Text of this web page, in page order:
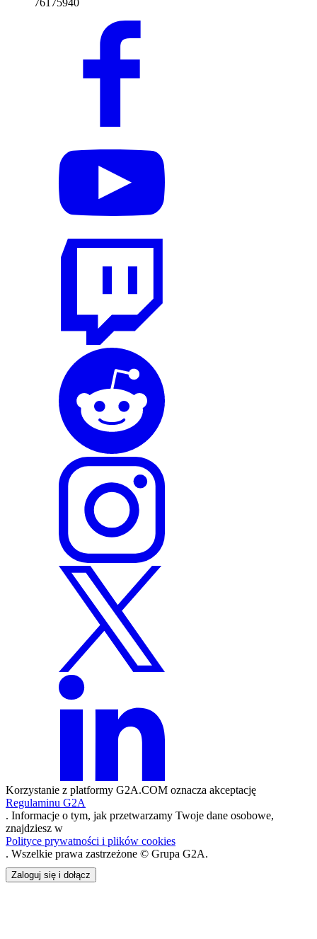
Korzystanie z platformy G2A.COM oznacza akceptację
Regulaminu G2A
. Informacje o tym, jak przetwarzamy Twoje dane osobowe,
znajdziesz w
Polityce prywatności i plików cookies
. Wszelkie prawa zastrzeżone © Grupa G2A.
Zaloguj się i dołącz